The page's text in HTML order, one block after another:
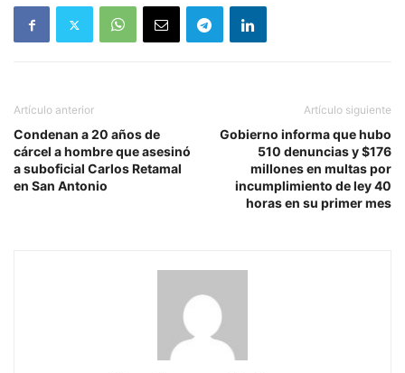
Artículo anterior
Condenan a 20 años de
cárcel a hombre que asesinó
a suboficial Carlos Retamal
en San Antonio
Artículo siguiente
Gobierno informa que hubo
510 denuncias y $176
millones en multas por
incumplimiento de ley 40
horas en su primer mes